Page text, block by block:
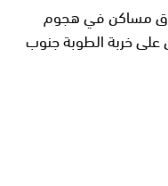
مساكن في هجوم
خربة الطوبة جنوب